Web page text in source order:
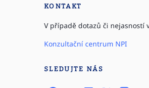
KONTAKT
V případě dotazů či nejasností
Konzultační centrum NPI
SLEDUJTE NÁS